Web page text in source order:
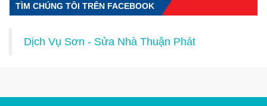
TÌM CHÚNG TÔI TRÊN FACEBOOK
Dịch Vụ Sơn - Sửa Nhà Thuận Phát